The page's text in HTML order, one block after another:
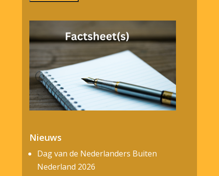
Nieuws
Dag van de Nederlanders Buiten
Nederland 2026